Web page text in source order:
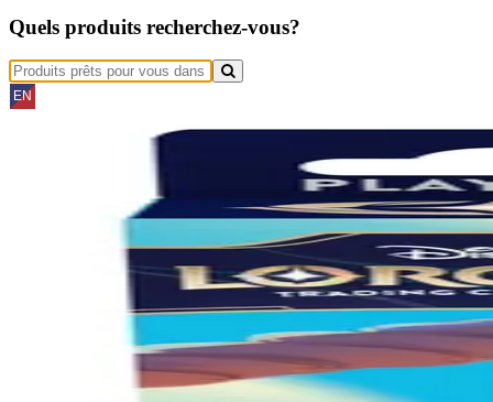
Quels produits recherchez-vous?